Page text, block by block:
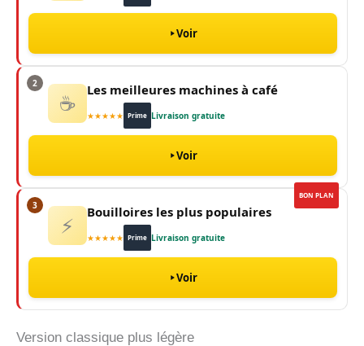
Voir
2
☕ Les meilleures machines à café
★★★★★ Prime Livraison gratuite
Voir
BON PLAN
3
⚡ Bouilloires les plus populaires
★★★★★ Prime Livraison gratuite
Voir
Version classique plus légère